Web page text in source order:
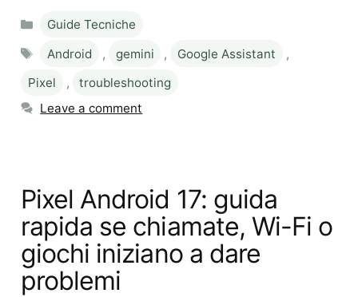
Categories
Guide Tecniche
Tags
Android , gemini , Google Assistant
,
Pixel
,
troubleshooting
Leave a comment
Pixel Android 17: guida
rapida se chiamate, Wi-Fi o
giochi iniziano a dare
problemi